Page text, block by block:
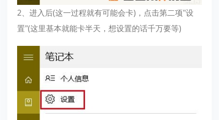
2、进入后(这一过程就有可能会卡)，点击第二项"设
置"(这里基本就能卡半天，想设置的话千万要等)